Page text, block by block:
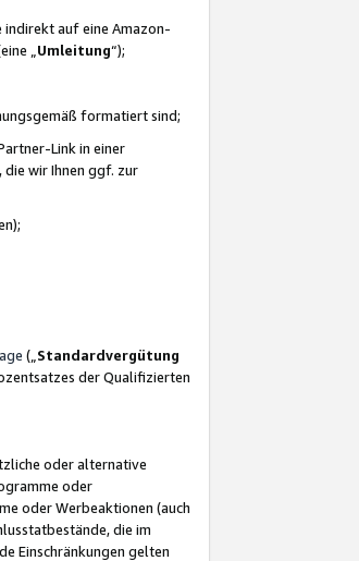
indirekt auf eine Amazon-
„ Umleitung“);
formatiert sind;
Link in einer
die wir Ihnen ggf. zur
(„ Standardvergütung
der Qualifizierten
oder alternative
oder
oder Werbeaktionen (auch
die im
Einschränkungen gelten